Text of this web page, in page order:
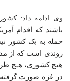
وی ادامه داد:
باشند که اقدام
حمله به یک کشور
روندی است که از
هیچ کشوری، هیچ
در غزه صورت